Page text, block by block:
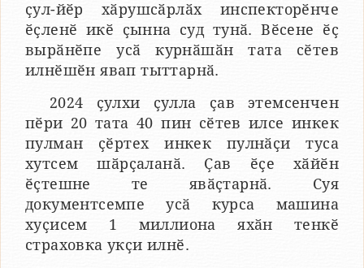
ҫул-йӗр хӑрушсӑрлӑх инспекторӗнче
ӗҫленӗ икӗ ҫынна суд тунӑ. Вӗсене ӗҫ
вырӑнӗпе усӑ курнӑшӑн тата сӗтев
илнӗшӗн явап тыттарнӑ.
2024 ҫулхи ҫулла ҫав этемсенчен
пӗри 20 тата 40 пин сӗтев илсе инкек
пулман ҫӗртех инкек пулнӑҫи туса
хутсем шӑрҫаланӑ. Ҫав ӗҫе хӑйӗн
ӗҫтешне те явӑҫтарнӑ. Суя
документсемпе усӑ курса машина
хуҫисем 1 миллиона яхӑн тенкӗ
страховка укҫи илнӗ.